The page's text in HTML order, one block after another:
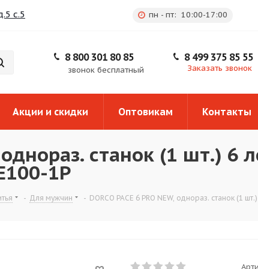
с.5 пн - пт: 10:00-17:00
8 800 301 80 85
звонок бесплатный
8 499 375 85 55
Заказать звонок
Акции и скидки Оптовикам Контакты
однораз. станок (1 шт.) 6
1P
- Для мужчин - DORCO PACE 6 PRO NEW, однораз. станок (1